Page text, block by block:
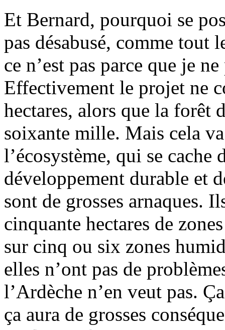
Et Bernard, pourquoi se
pas désabusé, comme tout
ce n’est pas parce que je
Effectivement le projet ne
hectares, alors que la forêt
soixante mille. Mais cela
l’écosystème, qui se
développement durable et
sont de grosses arnaques.
cinquante hectares de
sur cinq ou six zones
elles n’ont pas de
l’Ardèche n’en veut pas.
ça aura de grosses